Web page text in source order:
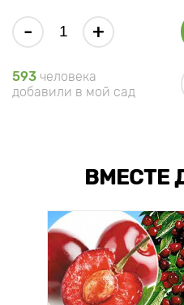
- +
593 человека
добавили в мой сад
ВМЕСТЕ